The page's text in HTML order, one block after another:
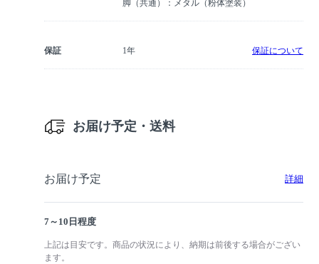
脚（共通）：メタル（粉体塗装）
保証 1年 保証について
お届け予定・送料
お届け予定 詳細
7～10日程度
上記は目安です。商品の状況により、納期は前後する場合がござい
ます。